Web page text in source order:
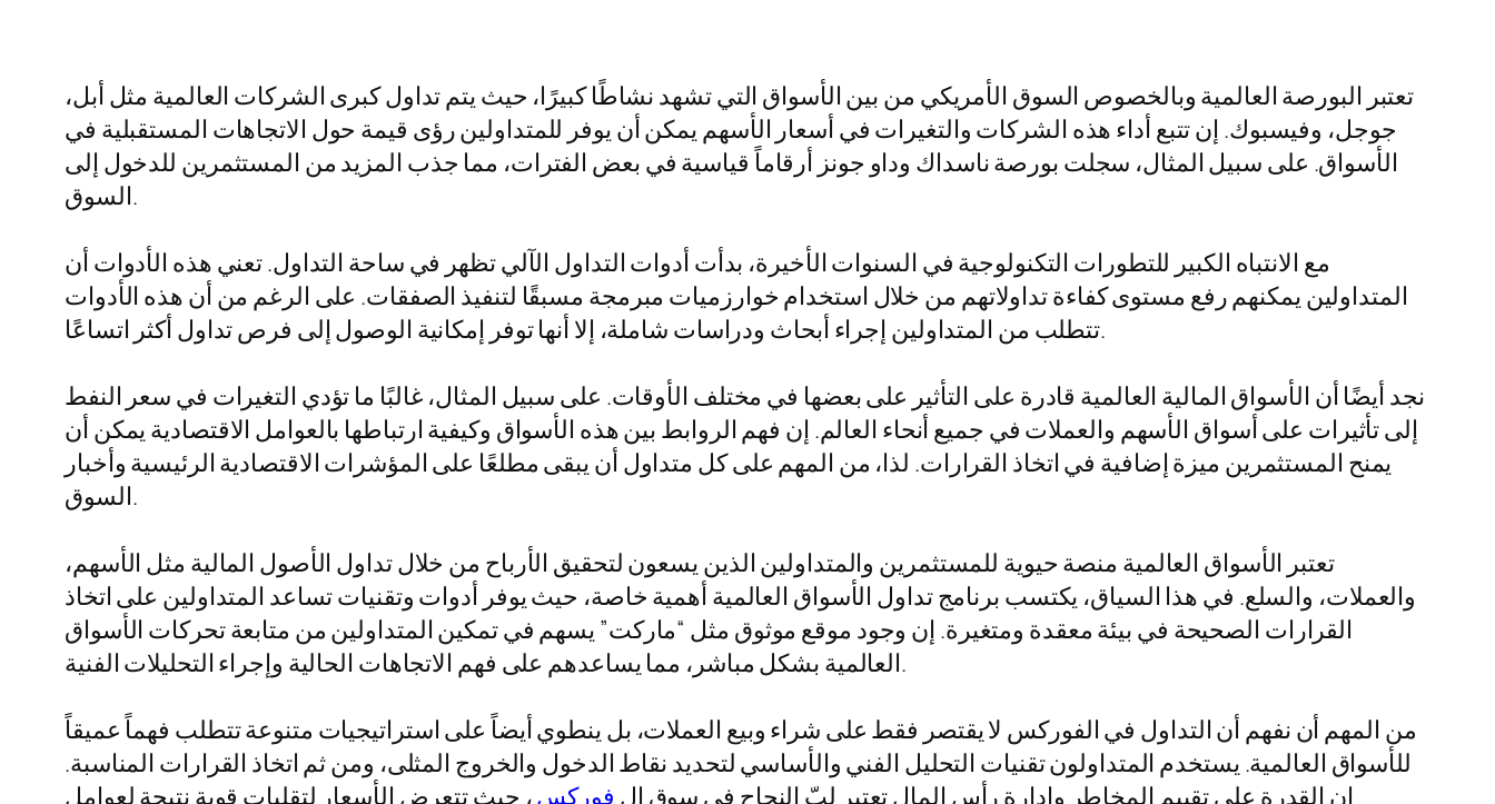
تعتبر البورصة العالمية وبالخصوص السوق الأمريكي من بين الأسواق التي تشهد نشاطًا كبيرًا، حيث يتم تداول كبرى الشركات العالمية مثل أبل،
جوجل، وفيسبوك. إن تتبع أداء هذه الشركات والتغيرات في أسعار الأسهم يمكن أن يوفر للمتداولين رؤى قيمة حول الاتجاهات المستقبلية في
الأسواق. على سبيل المثال، سجلت بورصة ناسداك وداو جونز أرقاماً قياسية في بعض الفترات، مما جذب المزيد من المستثمرين للدخول إلى
السوق.
مع الانتباه الكبير للتطورات التكنولوجية في السنوات الأخيرة، بدأت أدوات التداول الآلي تظهر في ساحة التداول. تعني هذه الأدوات أن
المتداولين يمكنهم رفع مستوى كفاءة تداولاتهم من خلال استخدام خوارزميات مبرمجة مسبقًا لتنفيذ الصفقات. على الرغم من أن هذه الأدوات
تتطلب من المتداولين إجراء أبحاث ودراسات شاملة، إلا أنها توفر إمكانية الوصول إلى فرص تداول أكثر اتساعًا.
نجد أيضًا أن الأسواق المالية العالمية قادرة على التأثير على بعضها في مختلف الأوقات. على سبيل المثال، غالبًا ما تؤدي التغيرات في سعر النفط
إلى تأثيرات على أسواق الأسهم والعملات في جميع أنحاء العالم. إن فهم الروابط بين هذه الأسواق وكيفية ارتباطها بالعوامل الاقتصادية يمكن أن
يمنح المستثمرين ميزة إضافية في اتخاذ القرارات. لذا، من المهم على كل متداول أن يبقى مطلعًا على المؤشرات الاقتصادية الرئيسية وأخبار
السوق.
تعتبر الأسواق العالمية منصة حيوية للمستثمرين والمتداولين الذين يسعون لتحقيق الأرباح من خلال تداول الأصول المالية مثل الأسهم،
والعملات، والسلع. في هذا السياق، يكتسب برنامج تداول الأسواق العالمية أهمية خاصة، حيث يوفر أدوات وتقنيات تساعد المتداولين على اتخاذ
القرارات الصحيحة في بيئة معقدة ومتغيرة. إن وجود موقع موثوق مثل “ماركت” يسهم في تمكين المتداولين من متابعة تحركات الأسواق
العالمية بشكل مباشر، مما يساعدهم على فهم الاتجاهات الحالية وإجراء التحليلات الفنية.
من المهم أن نفهم أن التداول في الفوركس لا يقتصر فقط على شراء وبيع العملات، بل ينطوي أيضاً على استراتيجيات متنوعة تتطلب فهماً عميقاً
للأسواق العالمية. يستخدم المتداولون تقنيات التحليل الفني والأساسي لتحديد نقاط الدخول والخروج المثلى، ومن ثم اتخاذ القرارات المناسبة.
إن القدرة على تقييم المخاطر وإدارة رأس المال تعتبر لبّ النجاح في سوق ال فوركس، حيث تتعرض الأسعار لتقلبات قوية نتيجة لعوامل